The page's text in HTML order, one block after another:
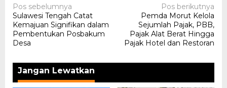
Navigasi
pos
Pos sebelumnya
Sulawesi Tengah Catat
Kemajuan Signifikan dalam
Pembentukan Posbakum
Desa
Pos berikutnya
Pemda Morut Kelola
Sejumlah Pajak, PBB,
Pajak Alat Berat Hingga
Pajak Hotel dan Restoran
Jangan Lewatkan